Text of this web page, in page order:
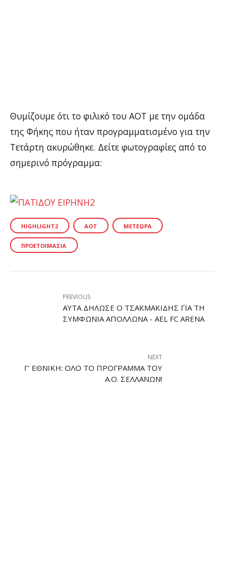
Θυμίζουμε ότι το φιλικό του ΑΟΤ με την ομάδα
της Φήκης που ήταν προγραμματισμένο για την
Τετάρτη ακυρώθηκε. Δείτε φωτογραφίες από το
σημερινό πρόγραμμα:
HIGHLIGHT2 ΑΟΤ ΜΕΤΈΩΡΑ
ΠΡΟΕΤΟΙΜΑΣΊΑ
PREVIOUS
ΑΥΤΆ ΔΉΛΩΣΕ Ο ΤΣΑΚΜΑΚΊΔΗΣ ΓΙΑ ΤΗ
ΣΥΜΦΩΝΊΑ ΑΠΌΛΛΩΝΑ - AEL FC ARENA
NEXT
Γ' ΕΘΝΙΚΉ: ΌΛΟ ΤΟ ΠΡΌΓΡΑΜΜΑ ΤΟΥ
Α.Ο. ΣΕΛΛΆΝΩΝ!